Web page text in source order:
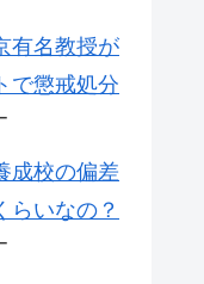
有名教授が
で懲戒処分
成校の偏差
らいなの？